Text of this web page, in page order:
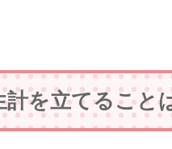
を立てること